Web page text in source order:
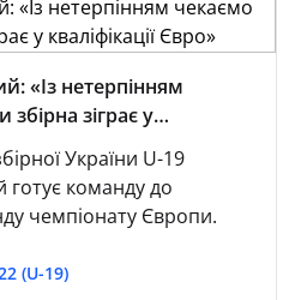
«Із нетерпінням
зіграє у
України U-19
команду до
чемпіонату Європи.
(U-19)